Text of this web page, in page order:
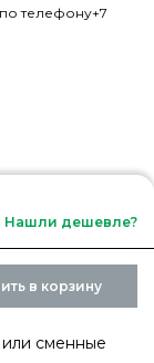
телефону+7
Нашли дешевле?
в корзину
сменные